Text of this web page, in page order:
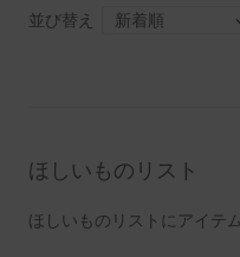
並び替え
ほしいものリスト
ほしいものリストにアイテ